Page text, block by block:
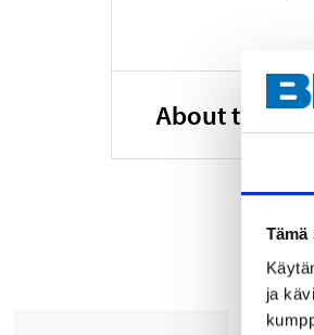
ja
About the